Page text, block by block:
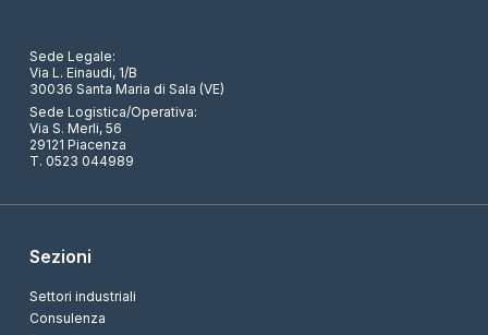
Sede Legale:
Via L. Einaudi, 1/B
30036 Santa Maria di Sala (VE)
Sede Logistica/Operativa:
Via S. Merli, 56
29121 Piacenza
T. 0523 044989
Sezioni
Settori industriali
Consulenza